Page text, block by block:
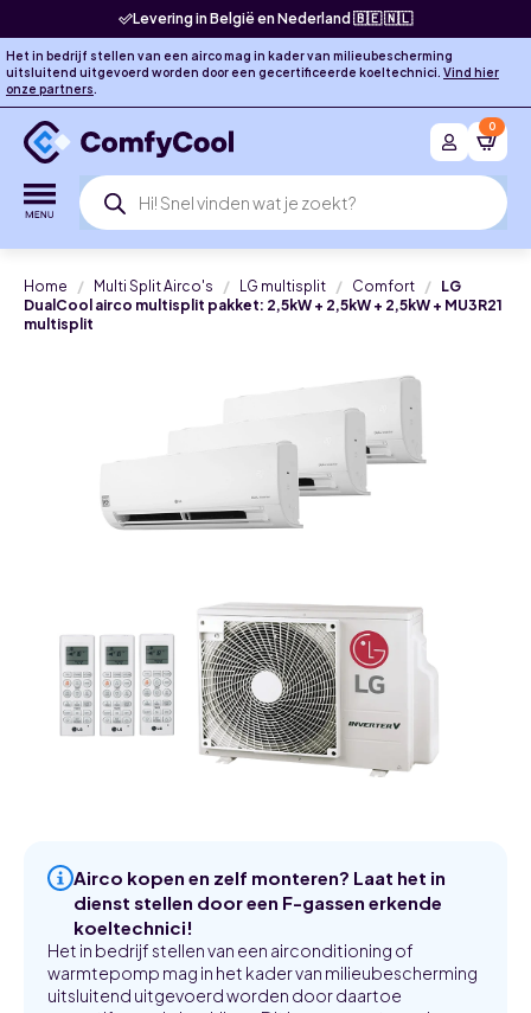
Levering in België en Nederland 🇧🇪 🇳🇱
Het in bedrijf stellen van een airco mag in kader van milieubescherming
uitsluitend uitgevoerd worden door een gecertificeerde koeltechnici. Vind hier
onze partners.
Producten
zoeken
0
Home Multi Split Airco's LG multisplit Comfort
LG
DualCool airco multisplit pakket: 2,5kW + 2,5kW + 2,5kW + MU3R21
multisplit
Airco kopen en zelf monteren? Laat het in
dienst stellen door een F-gassen erkende
koeltechnici!
Het in bedrijf stellen van een airconditioning of
warmtepomp mag in het kader van milieubescherming
uitsluitend uitgevoerd worden door daartoe